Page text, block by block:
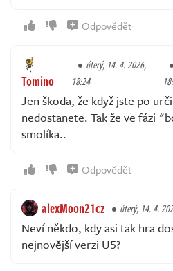
Odpovědět
Tomino
úterý, 14. 4. 2026,
18:24
Jen škoda, že když jste po
nedostanete. Tak že ve fázi
smolíka..
Odpovědět
alexMoon21cz úterý, 14. 4.
Neví někdo, kdy asi tak hra
nejnovější verzi U5?